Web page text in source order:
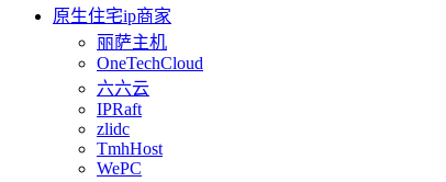
原生住宅ip商家
丽萨主机
OneTechCloud
六六云
IPRaft
zlidc
TmhHost
WePC